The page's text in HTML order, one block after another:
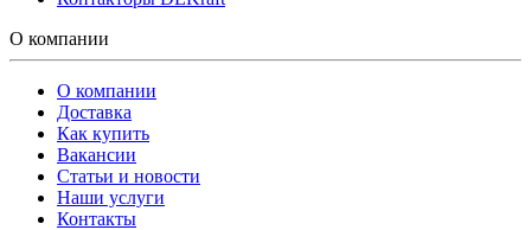
О компании
О компании
Доставка
Как купить
Вакансии
Статьи и новости
Наши услуги
Контакты